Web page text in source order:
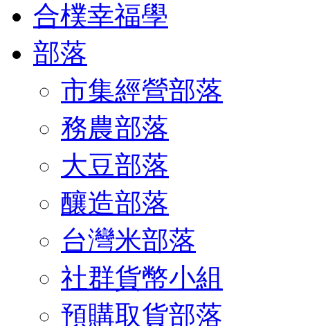
合樸幸福學
部落
市集經營部落
務農部落
大豆部落
釀造部落
台灣米部落
社群貨幣小組
預購取貨部落